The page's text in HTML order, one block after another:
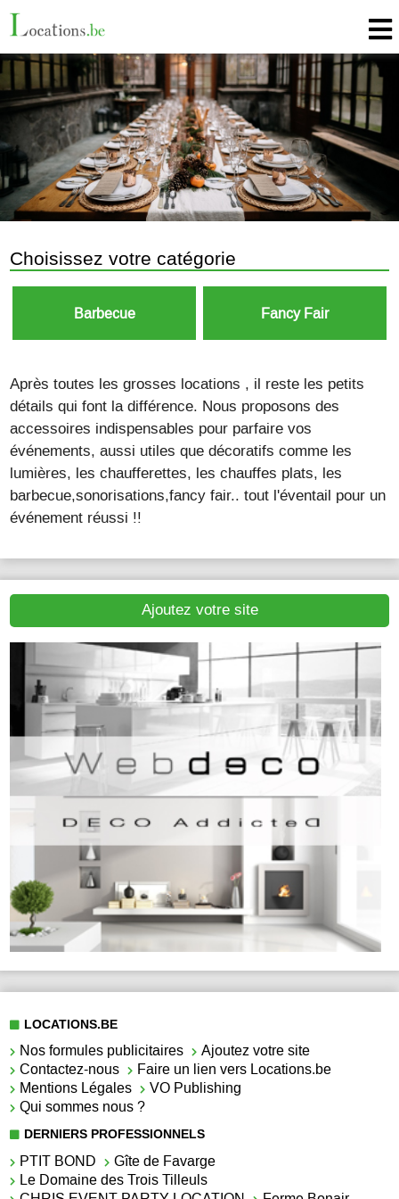
Choisissez votre catégorie
Barbecue Fancy Fair
Après toutes les grosses locations , il reste les petits
détails qui font la différence. Nous proposons des
accessoires indispensables pour parfaire vos
événements, aussi utiles que décoratifs comme les
lumières, les chaufferettes, les chauffes plats, les
barbecue,sonorisations,fancy fair.. tout l'éventail pour un
événement réussi !!
Ajoutez votre site
LOCATIONS.BE
Nos formules publicitaires
Ajoutez votre site
Contactez-nous
Faire un lien vers Locations.be
Mentions Légales
VO Publishing
Qui sommes nous ?
DERNIERS PROFESSIONNELS
PTIT BOND
Gîte de Favarge
Le Domaine des Trois Tilleuls